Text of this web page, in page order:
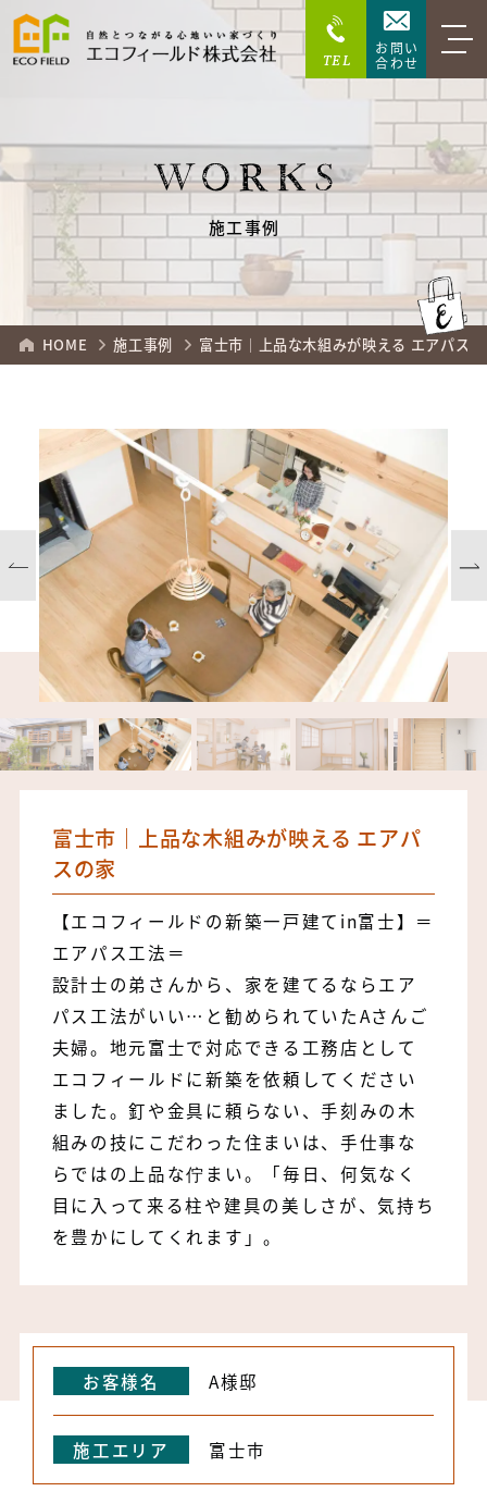
TEL
お問い
合わせ
WORKS
施工事例
HOME 施工事例 富士市｜上品な木組みが映える エアパス
富士市｜上品な木組みが映える エアパ
スの家
【エコフィールドの新築一戸建てin富士】＝
エアパス工法＝
設計士の弟さんから、家を建てるならエア
パス工法がいい…と勧められていたAさんご
夫婦。地元富士で対応できる工務店として
エコフィールドに新築を依頼してください
ました。釘や金具に頼らない、手刻みの木
組みの技にこだわった住まいは、手仕事な
らではの上品な佇まい。「毎日、何気なく
目に入って来る柱や建具の美しさが、気持ち
を豊かにしてくれます」。
お客様名 A様邸
施工エリア 富士市